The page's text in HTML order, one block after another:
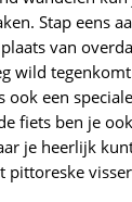
Stap eens
van
wild
ook een speciale
fiets ben je
je heerlijk
pittoreske